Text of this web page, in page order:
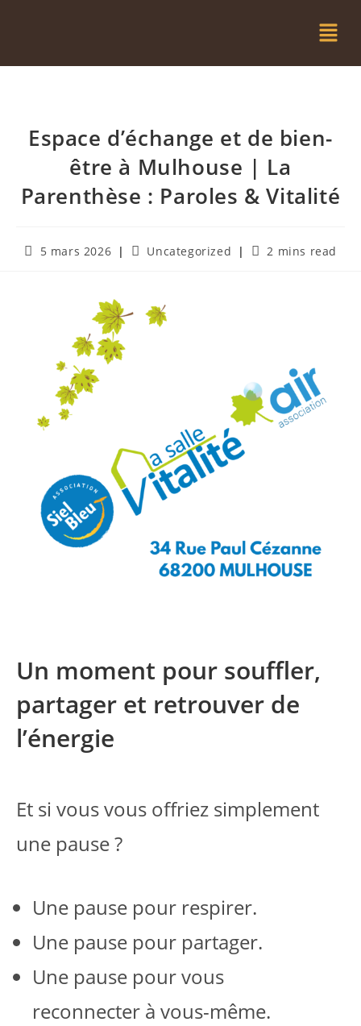
Espace d’échange et de bien-
être à Mulhouse | La
Parenthèse : Paroles & Vitalité
5 mars 2026 Uncategorized 2 mins read
Un moment pour souffler,
partager et retrouver de
l’énergie
Et si vous vous offriez simplement
une pause ?
Une pause pour respirer.
Une pause pour partager.
Une pause pour vous
reconnecter à vous-même.